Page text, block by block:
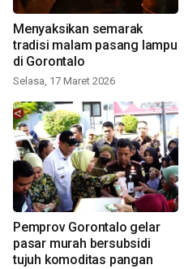
Menyaksikan semarak
tradisi malam pasang lampu
di Gorontalo
Selasa, 17 Maret 2026
Pemprov Gorontalo gelar
pasar murah bersubsidi
tujuh komoditas pangan